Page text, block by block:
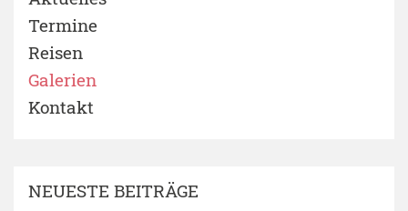
Termine
Reisen
Galerien
Kontakt
NEUESTE BEITRÄGE